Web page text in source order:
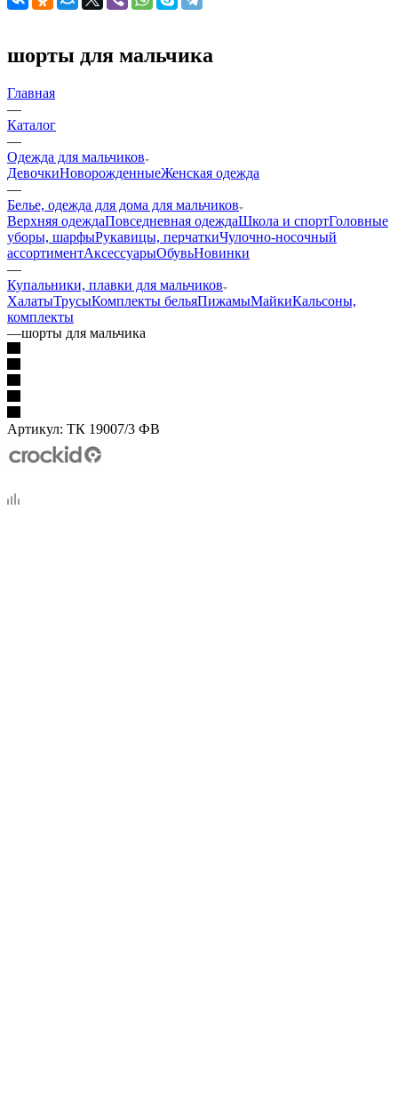
шорты для мальчика
Главная
—
Каталог
—
Одежда для мальчиков
ДевочкиНоворожденныеЖенская одежда
—
Белье, одежда для дома для мальчиков
Верхняя одеждаПовседневная одеждаШкола и спортГоловные
уборы, шарфыРукавицы, перчаткиЧулочно-носочный
ассортиментАксессуарыОбувьНовинки
—
Купальники, плавки для мальчиков
ХалатыТрусыКомплекты бельяПижамыМайкиКальсоны,
комплекты
—шорты для мальчика
Артикул: ТК 19007/3 ФВ